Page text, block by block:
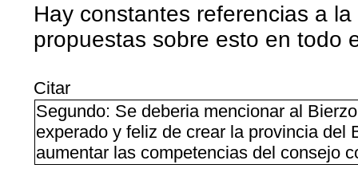
Hay constantes referencias a
propuestas sobre esto en todo
Citar
Segundo: Se deberia mencionar al
experado y feliz de crear la provincia del
aumentar las competencias del consejo